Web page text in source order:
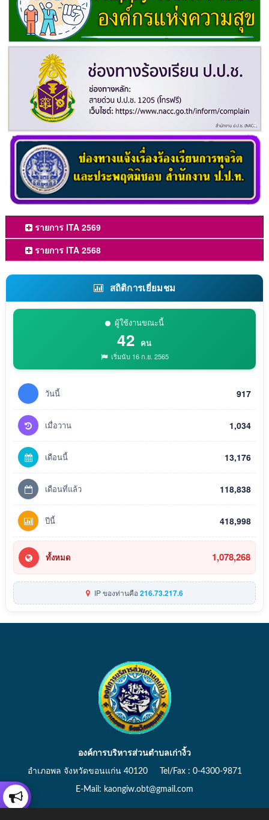
รายการ ITA 2569
รายการ ITA 2568
สถิติการเยี่ยมชม
ผู้ใช้งานขณะนี้
42 คน
เริ่มนับ 16 ก.ย. 2565
วันนี้ 917
เมื่อวาน 1,034
เดือนนี้ 13,176
เดือนที่แล้ว 118,838
ปีนี้ 418,998
ทั้งหมด 1,078,268
IP ของท่านคือ216.73.217.6
องค์การบริหารส่วนตำบลเก่างิ้ว
อำเภอพล จังหวัดขอนแก่น 40120 Tel/Fax : 0-4300-9871
E-Mail: kaongiw.obt@gmail.com